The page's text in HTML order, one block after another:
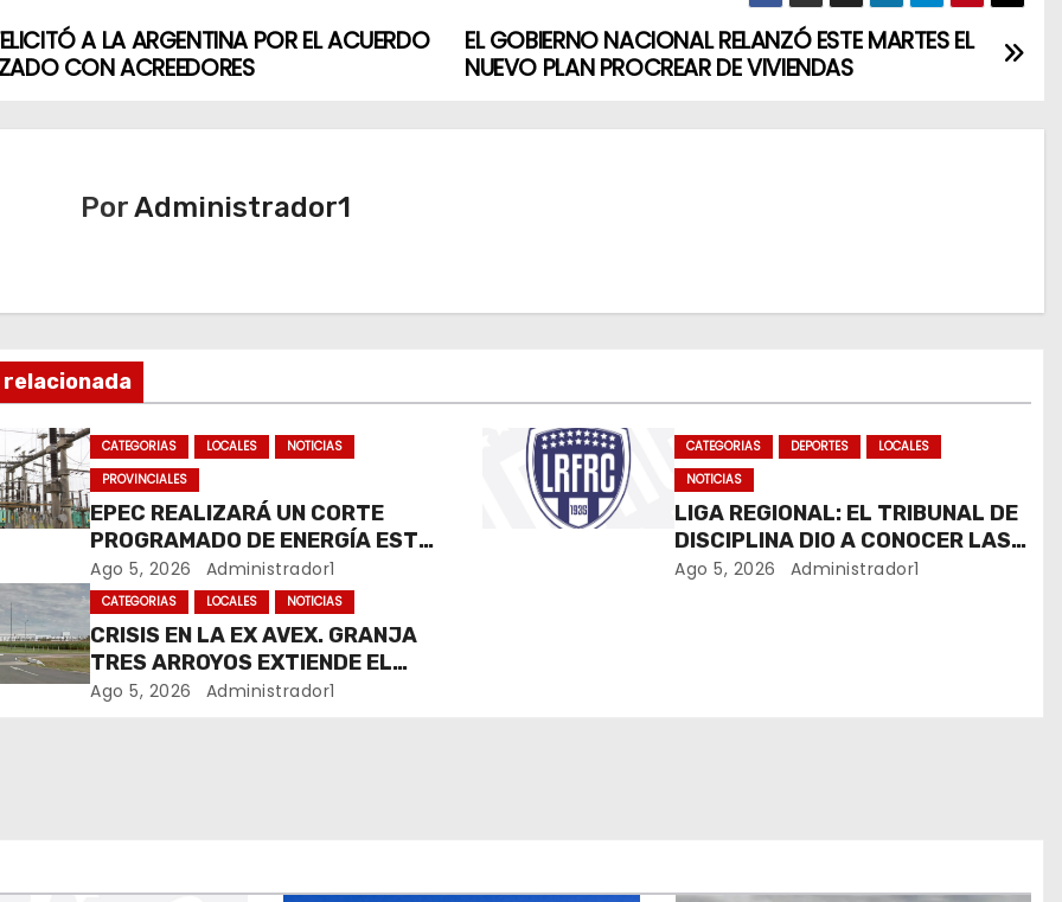
EL GOBIERNO NACIONAL RELANZÓ ESTE MARTES EL
NUEVO PLAN PROCREAR DE VIVIENDAS
A LA ARGENTINA POR EL ACUERDO
CON ACREEDORES
PorAdministrador1
CATEGORIAS LOCALES
NOTICIAS
PROVINCIALES
EPEC REALIZARÁ UN CORTE
PROGRAMADO DE ENERGÍA ESTE
JUEVES EN RÍO CUARTO
Ago 5, 2026 Administrador1
CATEGORIAS DEPORTES
LOCALES
NOTICIAS
LIGA REGIONAL: EL TRIBUNAL DE
DISCIPLINA DIO A CONOCER LAS
SANCIONES DEL BOLETÍN OFICIAL
Ago 5, 2026 Administrador1
CATEGORIAS LOCALES NOTICIAS
CRISIS EN LA EX AVEX. GRANJA
TRES ARROYOS EXTIENDE EL
CIERRE DE LA PLANTA DE AVEX
Ago 5, 2026 Administrador1